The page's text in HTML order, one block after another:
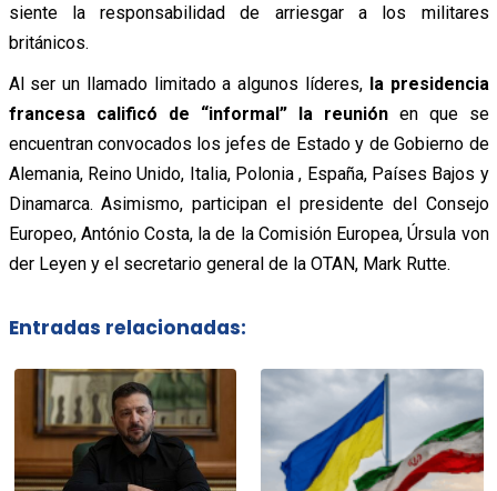
siente la responsabilidad de arriesgar a los militares
británicos.
Al ser un llamado limitado a algunos líderes, la presidencia
francesa calificó de “informal” la reuniónen que se
encuentran convocados los jefes de Estado y de Gobierno de
Alemania, Reino Unido, Italia, Polonia , España, Países Bajos y
Dinamarca. Asimismo, participan el presidente del Consejo
Europeo, António Costa, la de la Comisión Europea, Úrsula von
der Leyen y el secretario general de la OTAN, Mark Rutte.
Entradas relacionadas: